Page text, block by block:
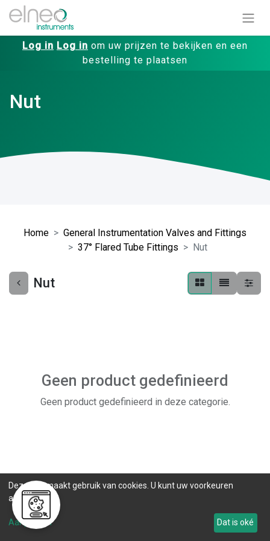
Log in Log in om uw prijzen te bekijken en een
bestelling te plaatsen
Nut
Home
General Instrumentation Valves and Fittings
37° Flared Tube Fittings
Nut
Nut
Geen product gedefinieerd
Geen product gedefinieerd in deze categorie.
Deze site maakt gebruik van cookies. U kunt uw voorkeuren
aanpassen.
Aanpassen Dat is oké